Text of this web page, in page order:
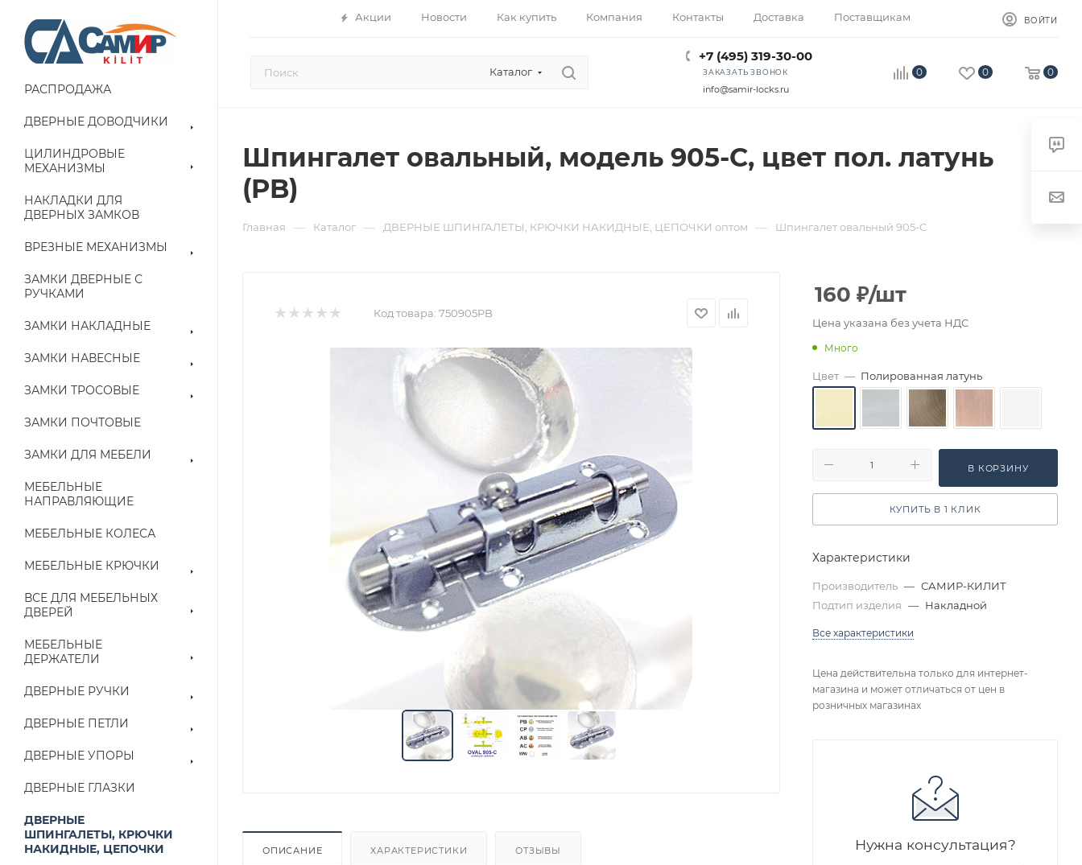
Акции Новости Как купить Компания Контакты Доставка Поставщикам ВОЙТИ
Каталог
+7 (495) 319-30-00
ЗАКАЗАТЬ ЗВОНОК
info@samir-locks.ru
0 0 0
РАСПРОДАЖА
ДВЕРНЫЕ ДОВОДЧИКИ
ЦИЛИНДРОВЫЕ
МЕХАНИЗМЫ
НАКЛАДКИ ДЛЯ
ДВЕРНЫХ ЗАМКОВ
ВРЕЗНЫЕ МЕХАНИЗМЫ
ЗАМКИ ДВЕРНЫЕ С
РУЧКАМИ
ЗАМКИ НАКЛАДНЫЕ
ЗАМКИ НАВЕСНЫЕ
ЗАМКИ ТРОСОВЫЕ
ЗАМКИ ПОЧТОВЫЕ
ЗАМКИ ДЛЯ МЕБЕЛИ
МЕБЕЛЬНЫЕ
НАПРАВЛЯЮЩИЕ
МЕБЕЛЬНЫЕ КОЛЕСА
МЕБЕЛЬНЫЕ КРЮЧКИ
ВСЕ ДЛЯ МЕБЕЛЬНЫХ
ДВЕРЕЙ
МЕБЕЛЬНЫЕ
ДЕРЖАТЕЛИ
ДВЕРНЫЕ РУЧКИ
ДВЕРНЫЕ ПЕТЛИ
ДВЕРНЫЕ УПОРЫ
ДВЕРНЫЕ ГЛАЗКИ
ДВЕРНЫЕ
ШПИНГАЛЕТЫ, КРЮЧКИ
НАКИДНЫЕ, ЦЕПОЧКИ
Шпингалет овальный, модель 905-C, цвет пол. латунь
(PB)
Главная — Каталог — ДВЕРНЫЕ ШПИНГАЛЕТЫ, КРЮЧКИ НАКИДНЫЕ, ЦЕПОЧКИ оптом — Шпингалет овальный 905-C
Код товара: 750905PB
ОПИСАНИЕ ХАРАКТЕРИСТИКИ ОТЗЫВЫ
160 ₽/шт
Цена указана без учета НДС
Много
Цвет — Полированная латунь
В КОРЗИНУ
КУПИТЬ В 1 КЛИК
Характеристики
Производитель — САМИР-КИЛИТ
Подтип изделия — Накладной
Все характеристики
Цена действительна только для интернет-
магазина и может отличаться от цен в
розничных магазинах
Нужна консультация?